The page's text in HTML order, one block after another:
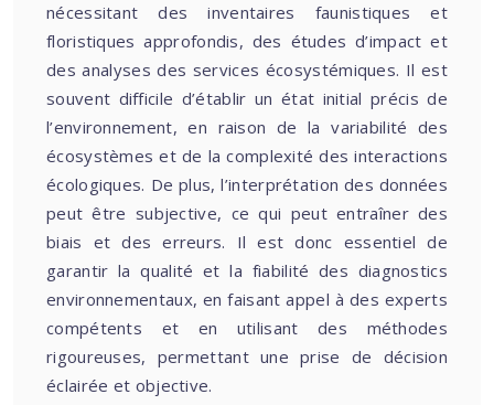
nécessitant des inventaires faunistiques et
floristiques approfondis, des études d’impact et
des analyses des services écosystémiques. Il est
souvent difficile d’établir un état initial précis de
l’environnement, en raison de la variabilité des
écosystèmes et de la complexité des interactions
écologiques. De plus, l’interprétation des données
peut être subjective, ce qui peut entraîner des
biais et des erreurs. Il est donc essentiel de
garantir la qualité et la fiabilité des diagnostics
environnementaux, en faisant appel à des experts
compétents et en utilisant des méthodes
rigoureuses, permettant une prise de décision
éclairée et objective.